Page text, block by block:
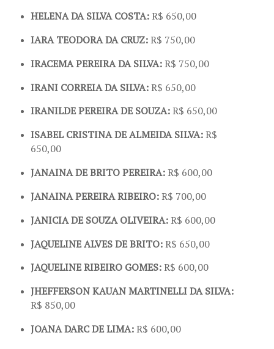
HELENA DA SILVA COSTA:R$ 650,00
IARA TEODORA DA CRUZ:R$ 750,00
IRACEMA PEREIRA DA SILVA:R$ 750,00
IRANI CORREIA DA SILVA:R$ 650,00
IRANILDE PEREIRA DE SOUZA:R$ 650,00
ISABEL CRISTINA DE ALMEIDA SILVA:R$
650,00
JANAINA DE BRITO PEREIRA:R$ 600,00
JANAINA PEREIRA RIBEIRO:R$ 700,00
JANICIA DE SOUZA OLIVEIRA:R$ 600,00
JAQUELINE ALVES DE BRITO:R$ 650,00
JAQUELINE RIBEIRO GOMES:R$ 600,00
JHEFFERSON KAUAN MARTINELLI DA SILVA:
R$ 850,00
JOANA DARC DE LIMA:R$ 600,00